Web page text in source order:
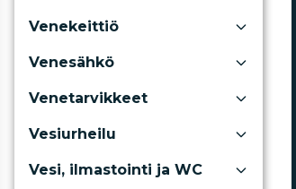
Venekeittiö
Venesähkö
Venetarvikkeet
Vesiurheilu
Vesi, ilmastointi ja WC